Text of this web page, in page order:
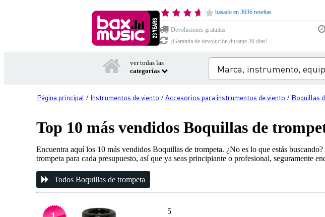
basado en 3036 reseñas
Devoluciones gratuitas
¡Garantía de devolución durante 30 días!
ver todas las
categorías
Página principal / Instrumentos de viento /Accesorios para instrumentos de viento / Boquillas
Top 10 más vendidos Boquillas de
Encuentra aquí los 10 más vendidos Boquillas de trompeta. ¿No es lo que estás
trompeta para cada presupuesto, así que ya seas principiante o profesional, seguramente
Todos Boquillas de trompeta
5